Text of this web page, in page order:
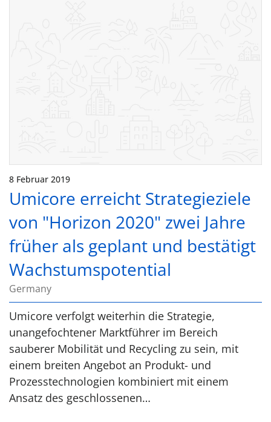
8 Februar 2019
Umicore erreicht Strategieziele
von "Horizon 2020" zwei Jahre
früher als geplant und bestätigt
Wachstumspotential
Germany
Umicore verfolgt weiterhin die Strategie,
unangefochtener Marktführer im Bereich
sauberer Mobilität und Recycling zu sein, mit
einem breiten Angebot an Produkt- und
Prozesstechnologien kombiniert mit einem
Ansatz des geschlossenen…